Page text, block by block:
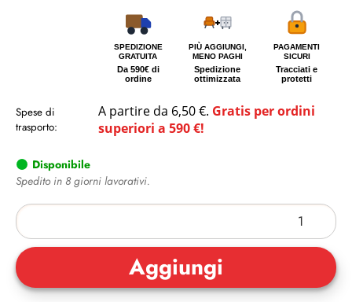
SPEDIZIONE
GRATUITA
Da 590€ di
ordine
PIÙ AGGIUNGI,
MENO PAGHI
Spedizione
ottimizzata
PAGAMENTI
SICURI
Tracciati e
protetti
Spese di
trasporto:
A partire da 6,50 €. Gratis per ordini
superiori a 590 €!
Disponibile
Spedito in 8 giorni lavorativi.